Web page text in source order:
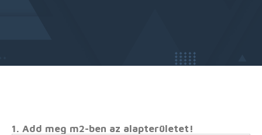
1. Add meg m2-ben az alapterületet!